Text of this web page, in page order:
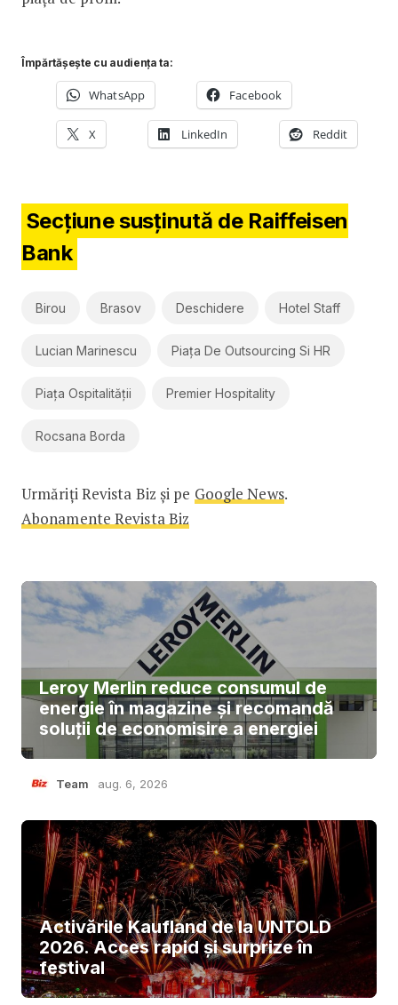
Împărtășește cu audiența ta:
WhatsApp Facebook
X LinkedIn Reddit
Secțiune susținută de Raiffeisen
Bank
Birou Brasov Deschidere Hotel Staff
Lucian Marinescu Piaţa De Outsourcing Si HR
Piața Ospitalității Premier Hospitality
Rocsana Borda
Urmăriți Revista Biz și pe Google News.
Abonamente Revista Biz
Leroy Merlin reduce consumul de
energie în magazine și recomandă
soluții de economisire a energiei
Team aug. 6, 2026
Activările Kaufland de la UNTOLD
2026. Acces rapid și surprize în
festival